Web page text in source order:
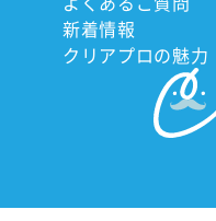
新着情報
クリアプロの魅力